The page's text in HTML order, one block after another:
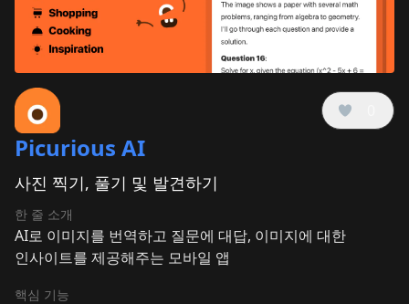
Picurious AI
사진 찍기, 풀기 및 발견하기
한 줄 소개
AI로 이미지를 번역하고 질문에 대답, 이미지에 대한
인사이트를 제공해주는 모바일 앱
핵심 기능